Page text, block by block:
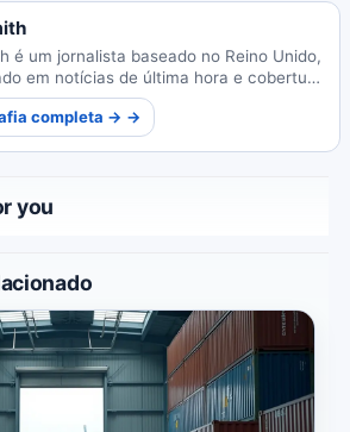
é um jornalista baseado no Reino Unido,
em notícias de última hora e cobertura
ao vivo, entregando relatórios oportunos
global com precisão e perspicácia.
completa → →
you